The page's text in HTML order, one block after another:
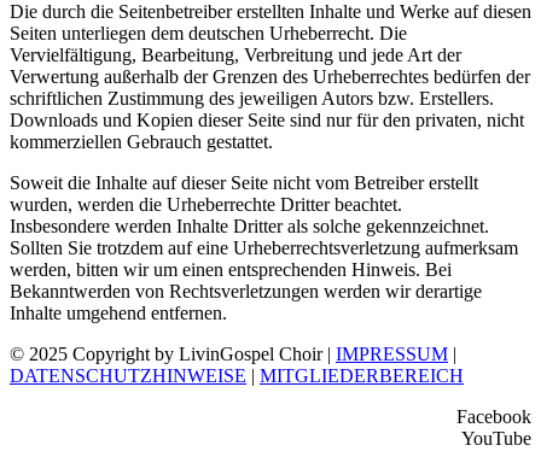
Die durch die Seitenbetreiber erstellten Inhalte und Werke auf diesen
Seiten unterliegen dem deutschen Urheberrecht. Die
Vervielfältigung, Bearbeitung, Verbreitung und jede Art der
Verwertung außerhalb der Grenzen des Urheberrechtes bedürfen der
schriftlichen Zustimmung des jeweiligen Autors bzw. Erstellers.
Downloads und Kopien dieser Seite sind nur für den privaten, nicht
kommerziellen Gebrauch gestattet.
Soweit die Inhalte auf dieser Seite nicht vom Betreiber erstellt
wurden, werden die Urheberrechte Dritter beachtet.
Insbesondere werden Inhalte Dritter als solche gekennzeichnet.
Sollten Sie trotzdem auf eine Urheberrechtsverletzung aufmerksam
werden, bitten wir um einen entsprechenden Hinweis. Bei
Bekanntwerden von Rechtsverletzungen werden wir derartige
Inhalte umgehend entfernen.
© 2025 Copyright by LivinGospel Choir | IMPRESSUM
DATENSCHUTZHINWEISE
MITGLIEDERBEREICH
Facebook
YouTube